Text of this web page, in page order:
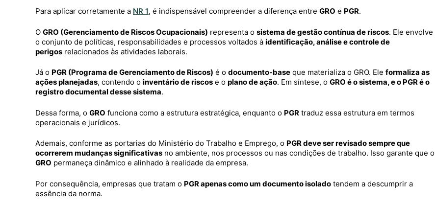
Para aplicar corretamente a NR 1, é indispensável compreender a diferença entre GRO e PGR.
O GRO (Gerenciamento de Riscos Ocupacionais) representa o sistema de gestão contínua de riscos. Ele envolve
o conjunto de políticas, responsabilidades e processos voltados à identificação, análise e controle de
perigos relacionados às atividades laborais.
Já o PGR (Programa de Gerenciamento de Riscos) é o documento-base que materializa o GRO. Ele formaliza as
ações planejadas, contendo o inventário de riscos e o plano de ação. Em síntese, o GRO é o sistema, e o PGR é o
registro documental desse sistema.
Dessa forma, o GRO funciona como a estrutura estratégica, enquanto o PGR traduz essa estrutura em termos
operacionais e jurídicos.
Ademais, conforme as portarias do Ministério do Trabalho e Emprego, o PGR deve ser revisado sempre que
ocorrerem mudanças significativas no ambiente, nos processos ou nas condições de trabalho. Isso garante que o
GRO permaneça dinâmico e alinhado à realidade da empresa.
Por consequência, empresas que tratam o PGR apenas como um documento isolado tendem a descumprir a
essência da norma.